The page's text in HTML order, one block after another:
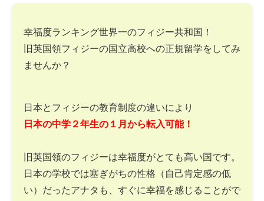
幸福度ランキング世界一のフィジー共和国！
旧英国領フィジーの国立高校への正規留学をしてみ
ませんか？
日本とフィジーの教育制度の違いにより
日本の中学２年生の１月から転入可能！
旧英国領のフィジーは幸福度がとても高い国です。
日本の学校では塞ぎがちの性格（自己肯定感の低
い）だったアナタも、すぐに幸福を感じることがで